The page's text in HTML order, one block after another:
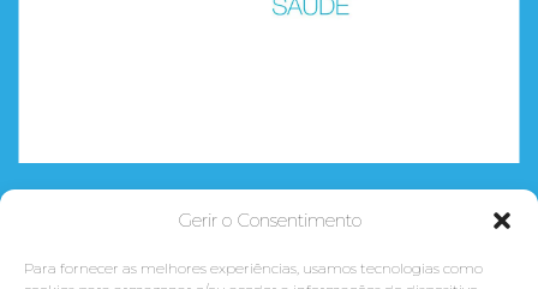
Gerir o Consentimento
Para fornecer as melhores experiências, usamos tecnologias como
CONCLUSÃO DO 12º ANO